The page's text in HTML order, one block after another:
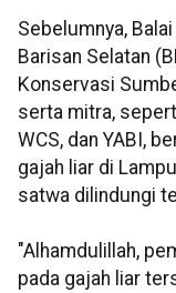
Sebelumnya,
Barisan Selatan
Konservasi
serta mitra,
WCS, dan YABI,
gajah liar di
satwa dilindungi
"Alhamdulillah,
pada gajah liar